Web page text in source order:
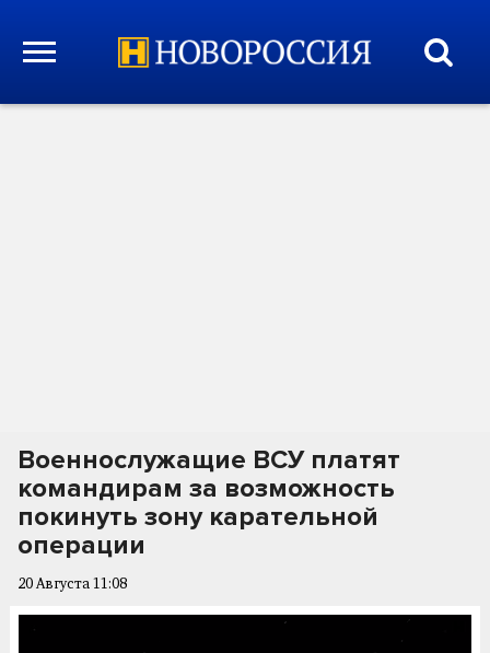
Военнослужащие ВСУ платят
командирам за возможность
покинуть зону карательной
операции
20 Августа 11:08